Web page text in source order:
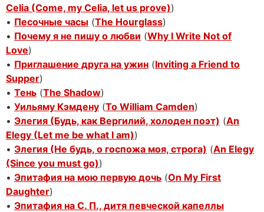
Celia (Come, my Celia, let us prove))
• Песочные часы (The Hourglass)
• Почему я не пишу о любви (Why I Write Not of
Love)
• Приглашение друга на ужин (Inviting a Friend to
Supper)
• Тень (The Shadow)
• Уильяму Кэмдену (To William Camden)
• Элегия (Будь, как Вергилий, холоден поэт) (An
Elegy (Let me be what I am))
• Элегия (Не будь, о госпожа моя, строга) (An Elegy
(Since you must go))
• Эпитафия на мою первую дочь (On My First
Daughter)
• Эпитафия на С. П., дитя певческой капеллы